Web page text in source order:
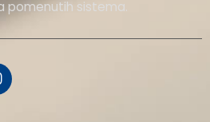
pomenutih sistema.